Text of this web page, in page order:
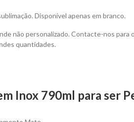
Disponível apenas em branco.
não personalizado. Contacte-nos para
quantidades.
Inox 790ml para ser